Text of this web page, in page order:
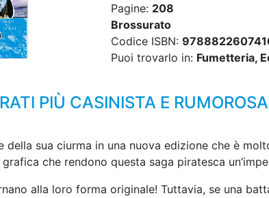
Pagine: 208
Brossurato
Codice ISBN:
Puoi trovarlo in: Fumetteria,
PIÙ CASINISTA E
sua ciurma in una nuova edizione che è
che rendono questa saga piratesca
alla loro forma originale! Tuttavia, se una